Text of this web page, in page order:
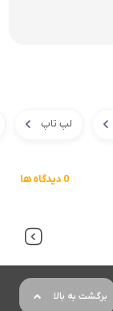
لپ تاپ
0 دیدگاه ها
برگشت به بالا